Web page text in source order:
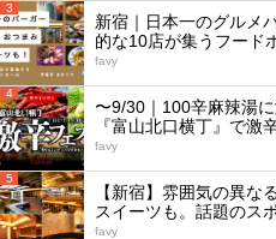
3
新宿｜日本一のグルメ
的な10店が集うフード
favy
4
〜9/30｜100辛麻辣湯に
『富山北口横丁』で激
favy
5
【新宿】雰囲気の異な
スイーツも。話題のス
favy